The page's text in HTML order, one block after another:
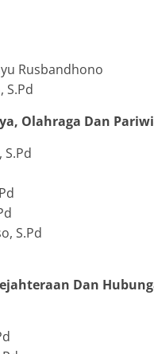
Rusbandhono
S.Pd
Olahraga Dan
S.Pd
Dan